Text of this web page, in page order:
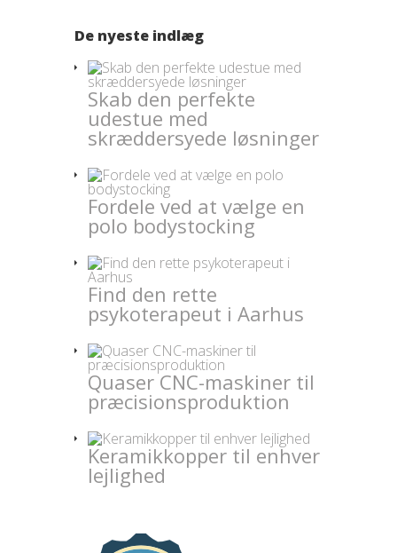
De nyeste indlæg
Skab den perfekte
udestue med
skræddersyede løsninger
Fordele ved at vælge en
polo bodystocking
Find den rette
psykoterapeut i Aarhus
Quaser CNC-maskiner til
præcisionsproduktion
Keramikkopper til enhver
lejlighed